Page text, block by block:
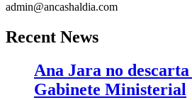
admin@ancashaldia.com
Recent News
Ana Jara no
Gabinete Ministerial